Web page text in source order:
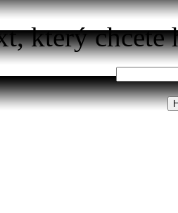
který chcete